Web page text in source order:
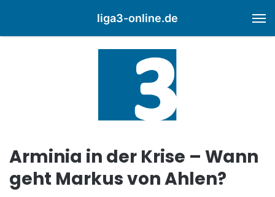
liga3-online.de
Arminia in der Krise – Wann
geht Markus von Ahlen?